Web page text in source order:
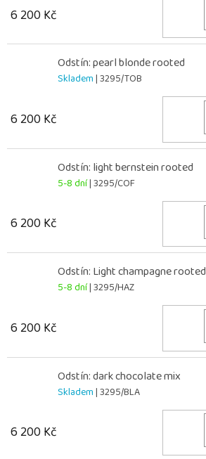
6 200 Kč
Odstín: pearl blonde rooted
Skladem| 3295/TOB
6 200 Kč
Odstín: light bernstein rooted
5-8 dní| 3295/COF
6 200 Kč
Odstín: Light champagne rooted
5-8 dní| 3295/HAZ
6 200 Kč
Odstín: dark chocolate mix
Skladem| 3295/BLA
6 200 Kč